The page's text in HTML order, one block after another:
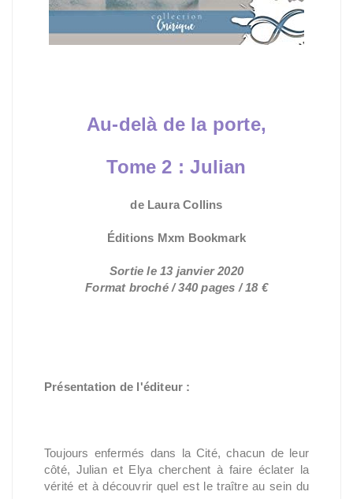
Au-delà de la porte,
Tome 2 :Julian
de Laura Collins
Sortie le 13 janvier 2020
Format broché / 340 pages / 18 €
Présentation de l'éditeur :
Toujours enfermés dans la Cité, chacun de leur
côté, Julian et Elya cherchent à faire éclater la
vérité et à découvrir quel est le traître au sein du